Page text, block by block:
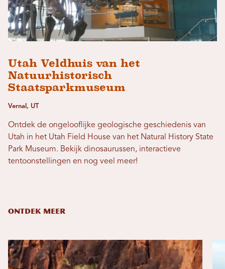
Utah Veldhuis van het
Natuurhistorisch
Staatsparkmuseum
Vernal, UT
Ontdek de ongelooflijke geologische geschiedenis van
Utah in het Utah Field House van het Natural History State
Park Museum. Bekijk dinosaurussen, interactieve
tentoonstellingen en nog veel meer!
ONTDEK MEER